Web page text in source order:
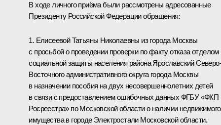
В ходе личного приёма были рассмотрены адресованные
Президенту Российской Федерации обращения:
1. Елисеевой Татьяны Николаевны из города Москвы
с просьбой о проведении проверки по факту отказа отделом
социальной защиты населения района Ярославский Северо-
Восточного административного округа города Москвы
в назначении пособия на двух несовершеннолетних детей
в связи с предоставлением ошибочных данных ФГБУ «ФКП
Росреестра» по Московской области о наличии недвижимого
имущества в городе Электростали Московской области.